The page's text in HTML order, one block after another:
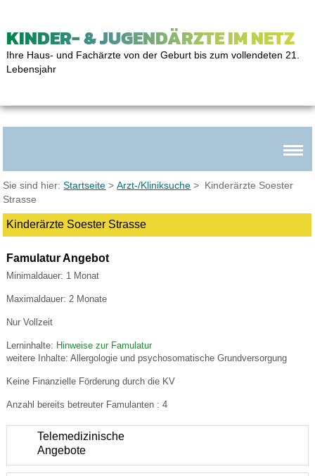
KINDER- & JUGENDÄRZTE IM NETZ
Ihre Haus- und Fachärzte von der Geburt bis zum vollendeten 21.
Lebensjahr
Sie sind hier:Startseite >Arzt-/Kliniksuche > Kinderärzte Soester
Strasse
Kinderärzte Soester Strasse
Famulatur Angebot
Minimaldauer: 1 Monat
Maximaldauer: 2 Monate
Nur Vollzeit
Lerninhalte: Hinweise zur Famulatur
weitere Inhalte: Allergologie und psychosomatische Grundversorgung
Keine Finanzielle Förderung durch die KV
Anzahl bereits betreuter Famulanten : 4
Telemedizinische
Angebote